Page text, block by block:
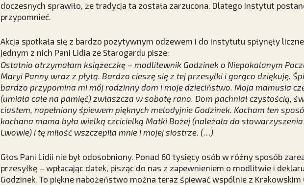
doczesnych sprawiło, że tradycja ta została zarzucona. Dlatego Instytut
przypomnieć.
Akcja spotkała się z bardzo pozytywnym odzewem i do Instytutu spłynęły
jednym z nich Pani Lidia ze Starogardu pisze:
Ostatnio otrzymałam książeczkę – modlitewnik Godzinek o Niepokalanym
Maryi Panny wraz z płytą. Bardzo cieszę się z tej przesyłki i gorąco dziękuję.
bardzo przypomina mi mój rodzinny dom i moje dzieciństwo. Moja mamusia
(umiała całe na pamięć) zwłaszcza w sobotę rano. Dom pachniał czystością,
ciastem, napełniony śpiewem pięknych melodyjnie Godzinek. Kocham ten
kochana mama była wielką czcicielką Matki Bożej (należała do
Lwowie) i tę miłość wszczepiła mnie i mojej siostrze. (…)
Głos Pani Lidii nie był odosobniony. Ponad 60 tysięcy osób w różny sposób
przesyłkę – wpłacając datek, pisząc do nas z zapewnieniem o modlitwie i
Godzinek. To piękne nabożeństwo można teraz śpiewać wspólnie z